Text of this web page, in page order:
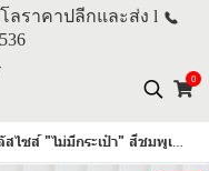
ลราคาปลีกและส่ง l
0
ซส์ "ไม่มีกระเป๋า" สีชมพูเลิฟลี่พิ้งค์